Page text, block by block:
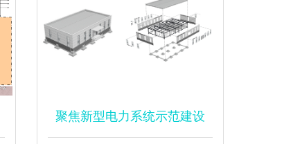
聚焦新型电力系统示范建设